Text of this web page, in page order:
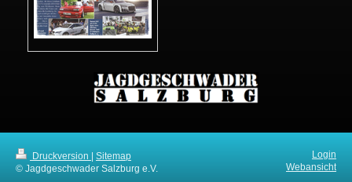
Druckversion | Sitemap
© Jagdgeschwader Salzburg e.V.
Login
Webansicht